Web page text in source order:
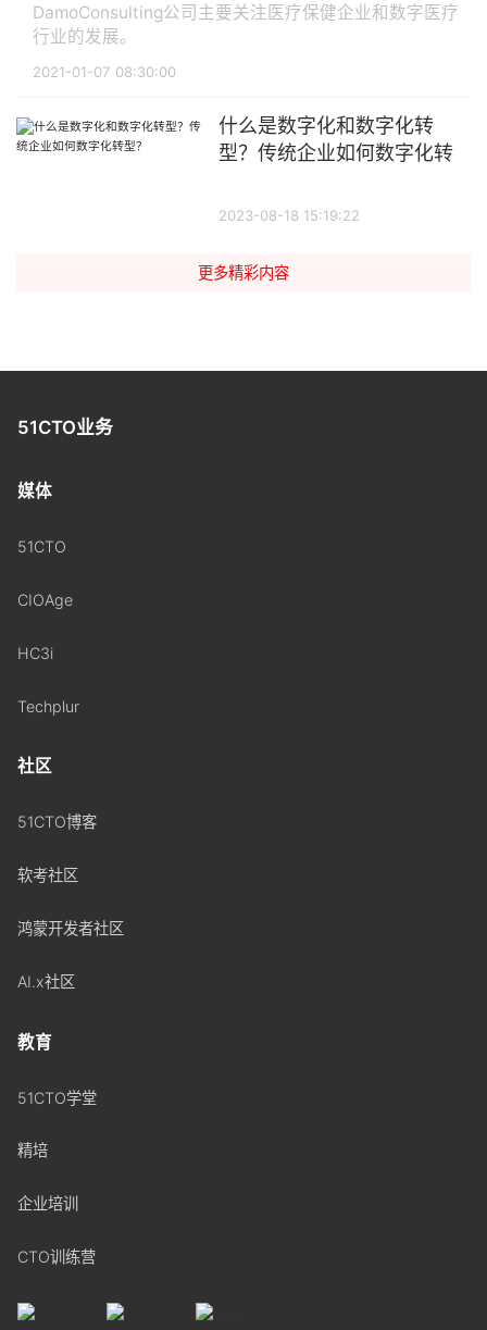
DamoConsulting公司主要关注医疗保健企业和数字医疗
行业的发展。
2021-01-07 08:30:00
什么是数字化和数字化转
型？传统企业如何数字化转
2023-08-18 15:19:22
更多精彩内容
51CTO业务
媒体
51CTO
CIOAge
HC3i
Techplur
社区
51CTO博客
软考社区
鸿蒙开发者社区
AI.x社区
教育
51CTO学堂
精培
企业培训
CTO训练营